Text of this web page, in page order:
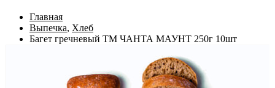
Главная
Выпечка, Хлеб
Багет гречневый ТМ ЧАНТА МАУНТ 250г 10шт